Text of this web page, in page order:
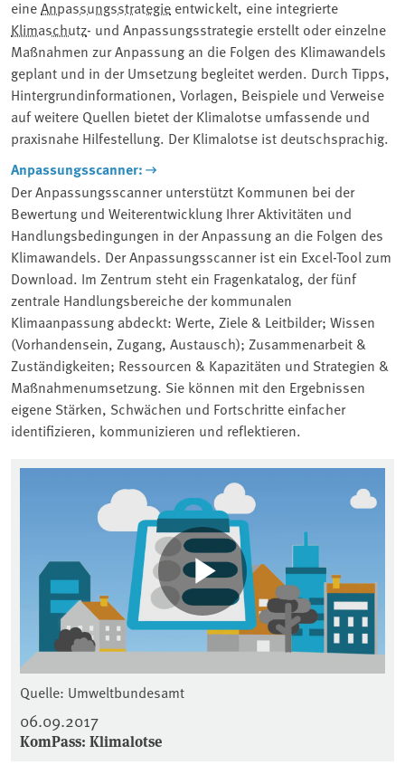
eineAnpassungsstrategie entwickelt, eine integrierte
Klimaschutz- und Anpassungsstrategie erstellt oder einzelne
Maßnahmen zur Anpassung an die Folgen des Klimawandels
geplant und in der Umsetzung begleitet werden. Durch Tipps,
Hintergrundinformationen, Vorlagen, Beispiele und Verweise
auf weitere Quellen bietet der Klimalotse umfassende und
praxisnahe Hilfestellung. Der Klimalotse ist deutschsprachig.
Anpassungsscanner:
Der Anpassungsscanner unterstützt Kommunen bei der
Bewertung und Weiterentwicklung Ihrer Aktivitäten und
Handlungsbedingungen in der Anpassung an die Folgen des
Klimawandels. Der Anpassungsscanner ist ein Excel-Tool zum
Download. Im Zentrum steht ein Fragenkatalog, der fünf
zentrale Handlungsbereiche der kommunalen
Klimaanpassung abdeckt: Werte, Ziele & Leitbilder; Wissen
(Vorhandensein, Zugang, Austausch); Zusammenarbeit &
Zuständigkeiten; Ressourcen & Kapazitäten und Strategien &
Maßnahmenumsetzung. Sie können mit den Ergebnissen
eigene Stärken, Schwächen und Fortschritte einfacher
identifizieren, kommunizieren und reflektieren.
Quelle: Umweltbundesamt
06.09.2017
KomPass: Klimalotse